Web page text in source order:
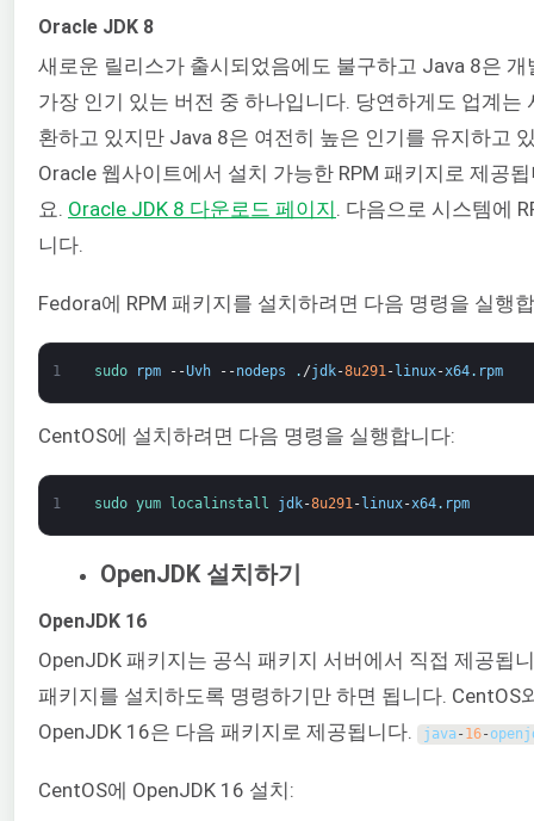
Oracle JDK 8
새로운 릴리스가 출시되었음에도 불구하고 Java 8은
가장 인기 있는 버전 중 하나입니다. 당연하게도 업계는
환하고 있지만 Java 8은 여전히 높은 인기를 유지하고
Oracle 웹사이트에서 설치 가능한 RPM 패키지로 제공
요. Oracle JDK 8 다운로드 페이지 . 다음으로 시스템에
니다.
Fedora에 RPM 패키지를 설치하려면 다음 명령을 실행
1 sudo rpm --Uvh --nodeps . /jdk-8u291- linux-x64. rpm
CentOS에 설치하려면 다음 명령을 실행합니다:
1 sudo yum localinstall jdk-8u291- linux-x64. rpm
OpenJDK 설치하기
OpenJDK 16
OpenJDK 패키지는 공식 패키지 서버에서 직접 제공됩
패키지를 설치하도록 명령하기만 하면 됩니다. CentOS
OpenJDK 16은 다음 패키지로 제공됩니다.
java - 16-
CentOS에 OpenJDK 16 설치: